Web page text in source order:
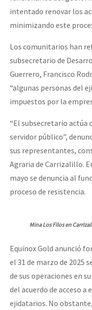
intentado renovar los
minimizando este
Los comunitarios han
subsecretario de
Guerrero, Francisco
“algunas personas del
impuestos por la
“El subsecretario actúa
servidor público”,
sus representantes,
Agraria de Carrizalillo.
mayo se denuncia al
proceso de resistencia.
Mina Los Filos en
Equinox Gold anunció
el 31 de marzo de 2025
de sus operaciones en
del acuerdo de acceso
ejidatarios. No